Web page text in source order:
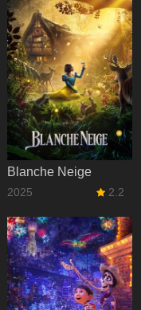
Blanche Neige
2025 2.2